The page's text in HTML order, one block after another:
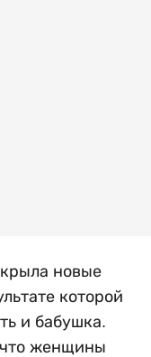
новые
которой
и бабушка.
женщины